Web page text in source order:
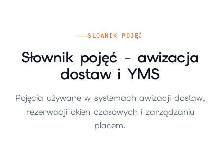
SŁOWNIK POJĘĆ
Słownik pojęć - awizacja
dostaw i YMS
Pojęcia używane w systemach awizacji dostaw,
rezerwacji okien czasowych i zarządzaniu
placem.